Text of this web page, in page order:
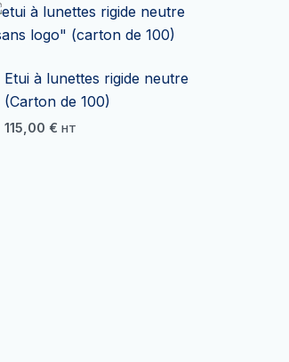
Etui à lunettes rigide neutre
(Carton de 100)
115,00 € HT